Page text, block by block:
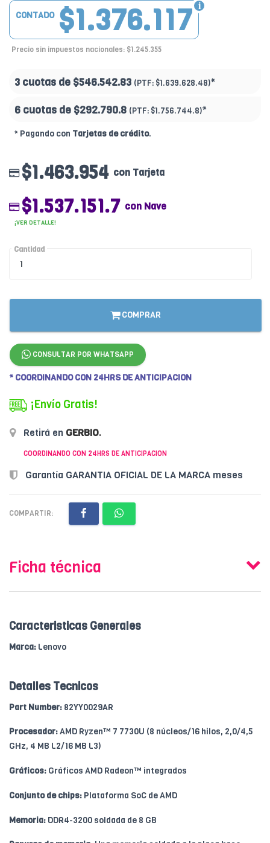
$1.376.117
CONTADO
Precio sin impuestos nacionales: $1.245.355
3 cuotas de $546.542.83 (PTF: $1.639.628.48)*
6 cuotas de $292.790.8 (PTF: $1.756.744.8)*
* Pagando con Tarjetas de crédito.
$1.463.954 con Tarjeta
$1.537.151.7 con Nave
¡VER DETALLE!
Cantidad
COMPRAR
CONSULTAR POR WHATSAPP
* COORDINANDO CON 24HRS DE ANTICIPACION
¡Envío Gratis!
Retirá en GERBIO.
COORDINANDO CON 24HRS DE ANTICIPACION
Garantía GARANTIA OFICIAL DE LA MARCA meses
COMPARTIR:
Ficha técnica
Caracteristicas Generales
Marca: Lenovo
Detalles Tecnicos
Part Number: 82YY0029AR
Procesador:AMD Ryzen™ 7 7730U (8 núcleos/16 hilos, 2,0/4,5
GHz, 4 MB L2/16 MB L3)
Gráficos: Gráficos AMD Radeon™ integrados
Conjunto de chips: Plataforma SoC de AMD
Memoria: DDR4-3200 soldada de 8 GB